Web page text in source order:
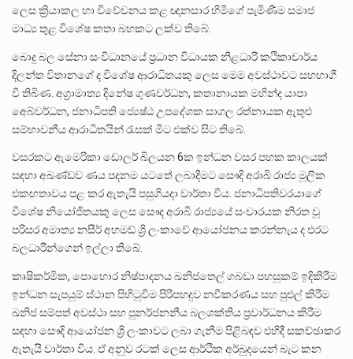
ලෙස ක්‍රියාකල හා විවේචනය කළ ඥානසාර හිමිගේ පැමිණීම සමාජ
මාධ්‍ය තුළ විශේෂ කතා බහකට ලක්ව තිබේ.
බොදු බල සේනා සංවිධානයේ ප්‍රධාන විධායක නිළධාරී කථිකාචාර්ය
දිලන්ත විතානගේ ද විශේෂ ආරාධිතයකු ලෙස මෙම අවස්ථාවට සහභාගී
වී තිබිණ. අග්‍රාමාත්‍ය දිනේෂ ගුණවර්ධන, කතානායක මහින්ද යාපා
අෙබ්වර්ධන, ජනාධිපති ජ්‍යෙෂ්ඨ උපදේශක සාගල රත්නායක ඇතුළු
සම්භාවනීය ආරාධිතයින් රැසක් මීට එක්ව සිට තිබේ.
වසරකට ඇමෙරිකා ඩොලර් බිලයන 6ක ඉන්ධන වසර පහක කාලයක්
සඳහා අඛණ්ඩව ණය පදනම යටතේ ලබාදීමට සෞදි අරාබි රාජ්‍ය මූලික
එකඟතාවය පළ කර ඇතැයි පසුගියදා වාර්තා විය. ජනාධිපතිවරයාගේ
විශේෂ නියෝජිතයකු ලෙස සෞද අරාබි රාජ්‍යයේ සංචාරයක නිරත වූ
පරිසර අමාත්‍ය නසීර් අහමඩ් ශ්‍රි ලංකාවේ ආයෝජනය කරන්නැය ද එරට
බලධාරීන්ගෙන් ඉල්ලා තිබේ.
කෘෂිකර්මික, පොහොර නිෂ්පාදනය ඛනිජතෙල් ගබඩා පහසුකම් ඉදිකිරීම
ඉන්ධන සැපයුම් ස්ථාන පිහිටුවීම පිරිපහදුව නවීකරණය සහ පුළුල් කිරීම
ඛනිජ සම්පත් අවස්ථා සහ පුනර්ජනනීය බලශක්තිය ප්‍රවාර්ධනය කිරීම
සඳහා සෞදි ආයෝජන ශ්‍රි ලංකාවට ලබා ගැනීම පිළිබඳව එහිදී සකච්ඡාකර
ඇතැයි වාර්තා විය. ඒ අනුව රටක් ලෙස ආර්ථික අර්බුදයෙන් බැට කන